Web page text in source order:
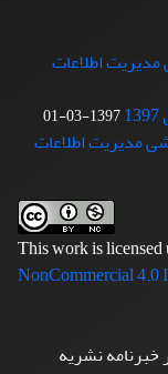
اطلاعات
1397-03-01
مدیریت اطلاعات
This work is licensed
NonCommercial 4.0
خبرنامه نشریه